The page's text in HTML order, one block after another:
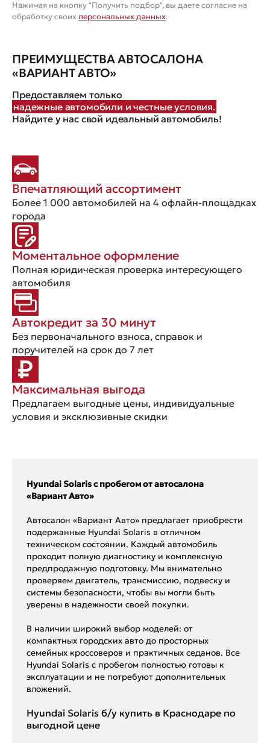
Нажимая на кнопку "Получить подбор", вы даете согласие на
обработку своих персональных данных.
ПРЕИМУЩЕСТВА АВТОСАЛОНА
«ВАРИАНТ АВТО»
Предоставляем только
надежные автомобили и честные условия.
Найдите у нас свой идеальный автомобиль!
Впечатляющий ассортимент
Более 1 000 автомобилей на 4 офлайн-площадках
города
Моментальное оформление
Полная юридическая проверка интересующего
автомобиля
Автокредит за 30 минут
Без первоначального взноса, справок и
поручителей на срок до 7 лет
Максимальная выгода
Предлагаем выгодные цены, индивидуальные
условия и эксклюзивные скидки
Hyundai Solaris с пробегом от автосалона
«Вариант Авто»
Автосалон «Вариант Авто» предлагает приобрести
подержанные Hyundai Solaris в отличном
техническом состоянии. Каждый автомобиль
проходит полную диагностику и комплексную
предпродажную подготовку. Мы внимательно
проверяем двигатель, трансмиссию, подвеску и
системы безопасности, чтобы вы могли быть
уверены в надежности своей покупки.
В наличии широкий выбор моделей: от
компактных городских авто до просторных
семейных кроссоверов и практичных седанов. Все
Hyundai Solaris с пробегом полностью готовы к
эксплуатации и не потребуют дополнительных
вложений.
Hyundai Solaris б/у купить в Краснодаре по
выгодной цене